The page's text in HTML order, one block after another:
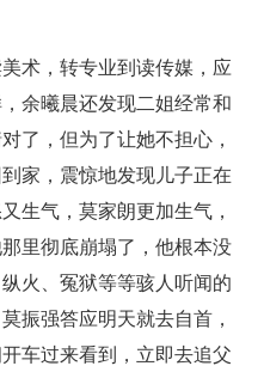
术，转专业到读传媒，应
余曦晨还发现二姐经常和
了，但为了让她不担心，
家，震惊地发现儿子正在
生气，莫家朗更加生气，
里彻底崩塌了，他根本没
火、冤狱等等骇人听闻的
振强答应明天就去自首，
车过来看到，立即去追父